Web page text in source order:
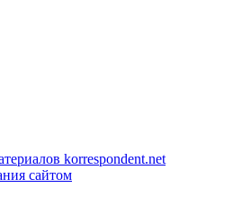
korrespondent.net
сайтом